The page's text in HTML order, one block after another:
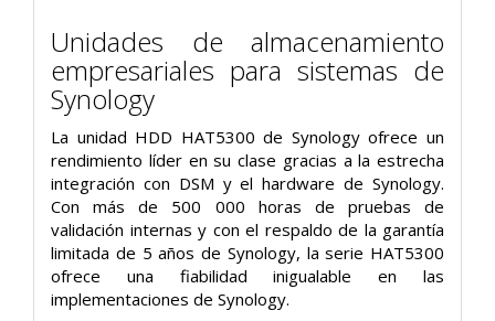
Unidades de almacenamiento
empresariales para sistemas de
Synology
La unidad HDD HAT5300 de Synology ofrece un
rendimiento líder en su clase gracias a la estrecha
integración con DSM y el hardware de Synology.
Con más de 500 000 horas de pruebas de
validación internas y con el respaldo de la garantía
limitada de 5 años de Synology, la serie HAT5300
ofrece una fiabilidad inigualable en las
implementaciones de Synology.